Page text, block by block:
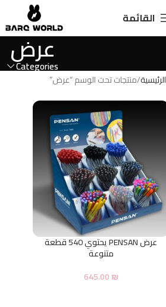
القائمة
عرض
Categories
الرئيسية منتجات تحت الوسم “عرض”
عرض PENSAN يحتوي 540 قطعة
متنوعة
645.00₪